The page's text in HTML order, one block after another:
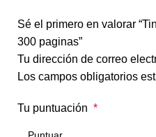
Sé el primero en valorar
300 paginas”
Tu dirección de correo
Los campos obligatorios
Tu puntuación *